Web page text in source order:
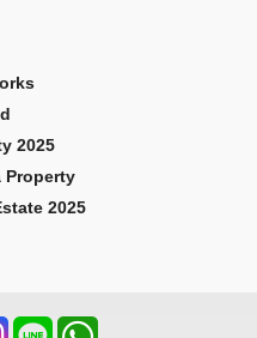
2025
Property
2025